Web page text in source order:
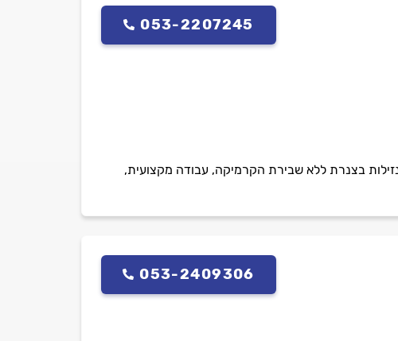
053-2207245
בצנרת ללא שבירת הקרמיקה, עבודה מקצועית,
053-2409306